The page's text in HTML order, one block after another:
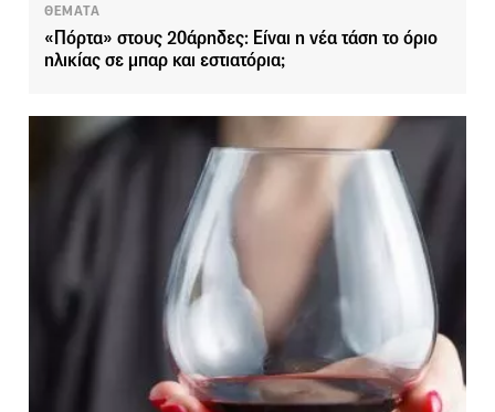
ΘΕΜΑΤΑ
«Πόρτα» στους 20άρηδες: Είναι η νέα τάση το όριο
ηλικίας σε μπαρ και εστιατόρια;